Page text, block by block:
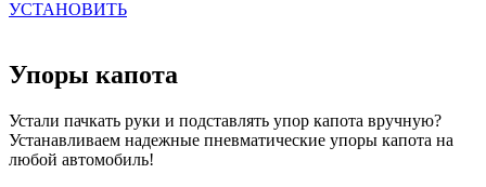
УСТАНОВИТЬ
Упоры капота
Устали пачкать руки и подставлять упор капота вручную?
Устанавливаем надежные пневматические упоры капота на
любой автомобиль!